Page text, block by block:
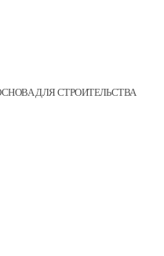
ДЛЯ СТРОИТЕЛЬСТВА